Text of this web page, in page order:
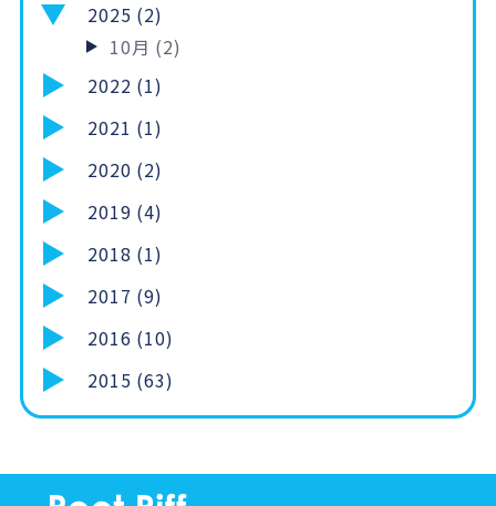
2025 (2)
10月 (2)
2022 (1)
2021 (1)
2020 (2)
2019 (4)
2018 (1)
2017 (9)
2016 (10)
2015 (63)